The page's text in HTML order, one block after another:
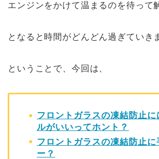
エンジンをかけて温まるのを待って
となると時間がどんどん過ぎていき
ということで、今回は、
フロントガラスの凍結防止に
ルがいいってホント？
フロントガラスの凍結防止
ー？